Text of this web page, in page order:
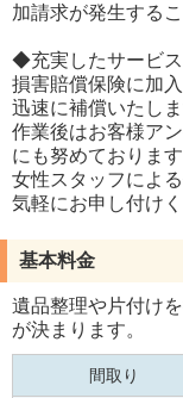
加請求が発生する
◆充実したサービス
損害賠償保険に加
迅速に補償いたしま
作業後はお客様ア
にも努めております
女性スタッフによ
気軽にお申し付けく
基本料金
遺品整理や片付け
が決まります。
間取り